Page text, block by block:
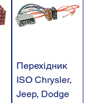
Перехідник
ISO Chrysler,
Jeep, Dodge